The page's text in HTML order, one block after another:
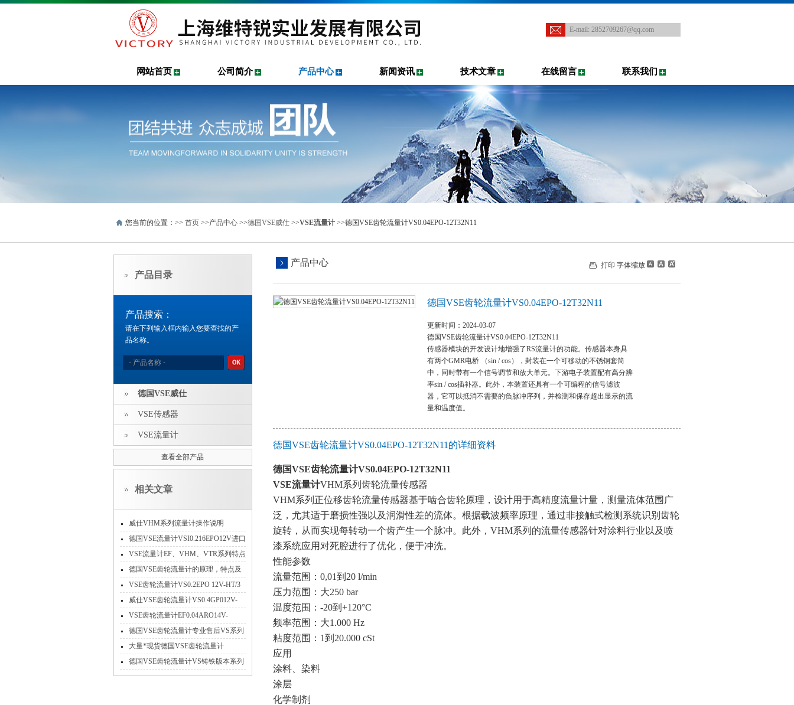
E-mail: 2852709267@qq.com
网站首页 公司简介 产品中心 新闻资讯 技术文章 在线留言 联系我们
您当前的位置：>> 首页 >>产品中心 >>德国VSE威仕 >>VSE流量计 >>德国VSE齿轮流量计VS0.04EPO-12T32N11
产品目录
产品搜索：
请在下列输入框内输入您要查找的产
品名称。
德国VSE威仕
VSE传感器
VSE流量计
查看全部产品
相关文章
威仕VHM系列流量计操作说明
德国VSE流量计VSI0.216EPO12V进口
*特点介绍
VSE流量计EF、VHM、VTR系列特点
参数及应用
德国VSE齿轮流量计的原理，特点及
应用
VSE齿轮流量计VS0.2EPO 12V-HT/3
高温不锈钢
威仕VSE齿轮流量计VS0.4GP012V-
32N11/X工作原理
VSE齿轮流量计EF0.04ARO14V-
PNP/2免费选型
德国VSE齿轮流量计专业售后VS系列
大量现货
大量*现货德国VSE齿轮流量计
VS4GPO12V-32N11
德国VSE齿轮流量计VS铸铁版本系列
产品参数介绍
产品中心 打印 字体缩放
德国VSE齿轮流量计VS0.04EPO-12T32N11
更新时间：2024-03-07
德国VSE齿轮流量计VS0.04EPO-12T32N11
传感器模块的开发设计地增强了RS流量计的功能。传感器本身具
有两个GMR电桥 （sin / cos），封装在一个可移动的不锈钢套筒
中，同时带有一个信号调节和放大单元。下游电子装置配有高分辨
率sin / cos插补器。此外，本装置还具有一个可编程的信号滤波
器，它可以抵消不需要的负脉冲序列，并检测和保存超出显示的流
量和温度值。
德国VSE齿轮流量计VS0.04EPO-12T32N11的详细资料
德国VSE齿轮流量计VS0.04EPO-12T32N11
VSE流量计VHM系列齿轮流量传感器
VHM系列正位移齿轮流量传感器基于啮合齿轮原理，设计用于高精度流量计量，测量流体范围广
泛，尤其适于磨损性强以及润滑性差的流体。根据载波频率原理，通过非接触式检测系统识别齿轮
旋转，从而实现每转动一个齿产生一个脉冲。此外，VHM系列的流量传感器针对涂料行业以及喷
漆系统应用对死腔进行了优化，便于冲洗。
性能参数
流量范围：0,01到20 l/min
压力范围：大250 bar
温度范围：-20到+120°C
频率范围：大1.000 Hz
粘度范围：1到20.000 cSt
应用
涂料、染料
涂层
化学制剂